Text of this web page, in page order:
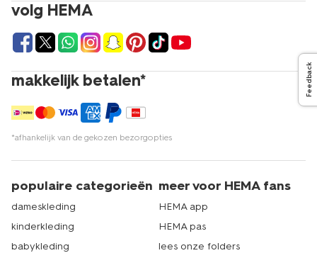
volg HEMA
makkelijk betalen*
*afhankelijk van de gekozen bezorgopties
populaire categorieën
dameskleding
kinderkleding
babykleding
meer voor HEMA fans
HEMA app
HEMA pas
lees onze folders
Feedback